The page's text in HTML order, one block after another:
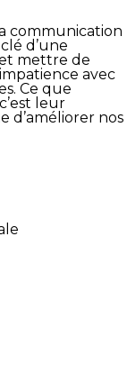
communication
d’une
et mettre de
impatience avec
Ce que
leur
d’améliorer nos